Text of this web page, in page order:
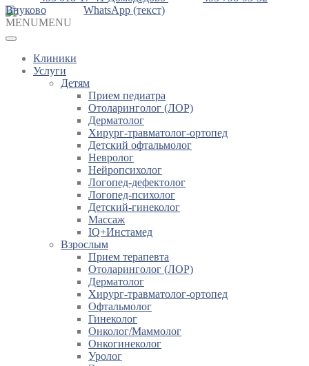
Внуково
WhatsApp (текст)
MENUMENU
Клиники
Услуги
Детям
Прием педиатра
Отоларинголог (ЛОР)
Дерматолог
Хирург-травматолог-ортопед
Детский офтальмолог
Невролог
Нейропсихолог
Логопед-дефектолог
Логопед-психолог
Детский-гинеколог
Массаж
IQ+Инстамед
Взрослым
Прием терапевта
Отоларинголог (ЛОР)
Дерматолог
Хирург-травматолог-ортопед
Офтальмолог
Гинеколог
Онколог/Маммолог
Онкогинеколог
Уролог